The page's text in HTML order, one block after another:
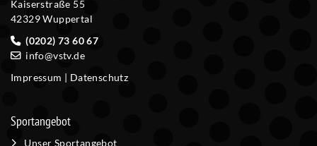
Kaiserstraße 55
42329 Wuppertal
(0202) 73 60 67
info@vstv.de
Impressum | Datenschutz
Sportangebot
Unser Sportangebot